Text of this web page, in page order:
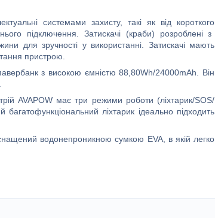
ісистемами захисту, такіяк від короткого
ього підключення. Затискачі (краби) розроблені з
длязручності у використанні. Затискачімають
пристрою.
з високою ємністю88,80Wh/24000mAh. Він
AVAPOW має три режими роботи (ліхтарик/SOS/
ліхтарик ідеально підходить
водонепроникною сумкою EVA, в якій легко